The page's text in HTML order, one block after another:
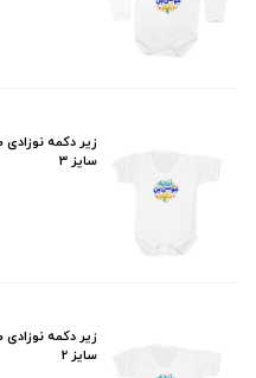
زیر دکمه
سایز 3
زیر دکمه
سایز 2